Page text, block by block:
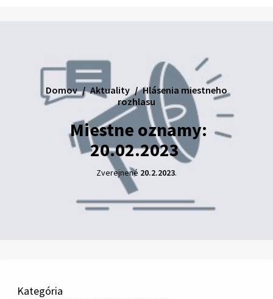
Miestne oznamy:
20.02.2023
Domov Aktuality
Hlásenia miestneho
rozhlasu
Zverejnené 20.2.2023.
Kategória